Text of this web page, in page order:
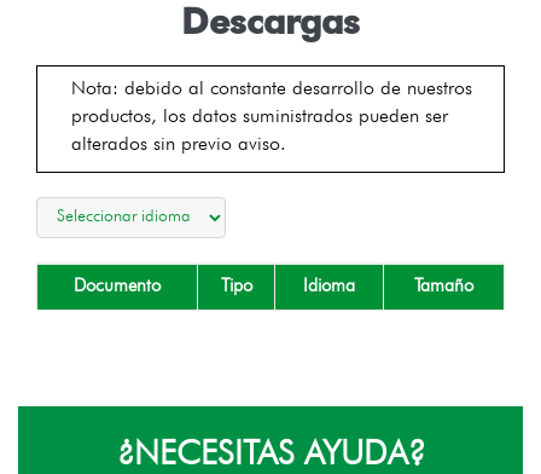
Descargas
Nota: debido al constante desarrollo de nuestros
productos, los datos suministrados pueden ser
alterados sin previo aviso.
Documento Tipo Idioma Tamaño
¿NECESITAS AYUDA?